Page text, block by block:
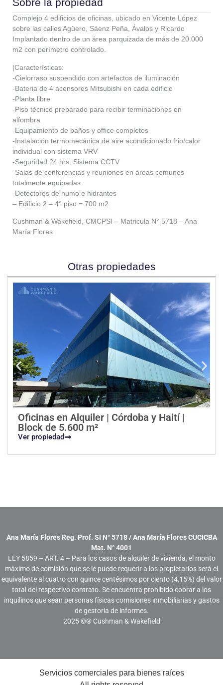
Sobre la propiedad
Complejo 4 edificios de oficinas, ubicado en Vicente López
sobre las calles Agüero, Sáenz Peña, Ávalos y Ricardo
Implantado dentro de un área parquizada de más de 20.000
m2 con perímetro controlado.
|Características:
-Cielorraso suspendido con artefactos de iluminación
-Bateria de 4 acensores Mitsubishi en cada edificio
-Planta libre
-Piso técnico preparado para recibir terminaciones en
alfombra
-Equipamiento de baños y office completos
-Instalación termomecánica de aire acondicionado frio/calor
individual con sistema VRV
-Seguridad 24 hrs, Sistema CCTV
-Salas de conferencias y reuniones en áreas comunes
totalmente equipadas
-Detectores de humo e hidrantes
– Edificio 2 – 4° piso = 700 m2
Cushman & Wakefield, CMCPSI – Matricula N° 5718 – Ana
María Flores
Otras propiedades
Oficinas en Alquiler | Córdoba y Haití |
Block de 5.600 m²
Ver propiedad
Ana María Flores Reg. Prof. SI N° 5718 / Ana María Flores CUCICBA
Mat. N° 4001
LEY 5859 – ART. 4 – Para los casos de alquiler de vivienda, el monto
máximo de comisión que se le puede requerir a los propietarios será el
equivalente al cuatro con quince centésimos por ciento (4,15%) del valor
total del respectivo contrato. Se encuentra prohibido cobrar a los
inquilinos que sean personas físicas comisiones inmobiliarias y gastos
de gestoría de informes.
2025©® Cushman & Wakefield
Servicios comerciales para bienes raíces